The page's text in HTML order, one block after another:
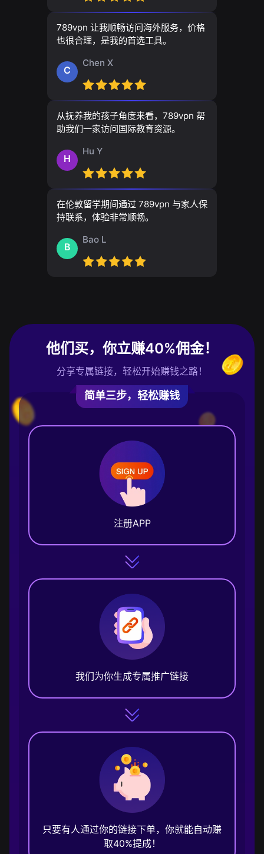
789vpn 让我顺畅访问海外服务，价格
也很合理，是我的首选工具。
C
Chen X
从抚养我的孩子角度来看，789vpn 帮
助我们一家访问国际教育资源。
H
Hu Y
在伦敦留学期间通过 789vpn 与家人保
持联系，体验非常顺畅。
B
Bao L
他们买，你立赚40%佣金！
分享专属链接，轻松开始赚钱之路！
简单三步，轻松赚钱
注册APP
我们为你生成专属推广链接
只要有人通过你的链接下单，你就能自动赚
取40%提成！